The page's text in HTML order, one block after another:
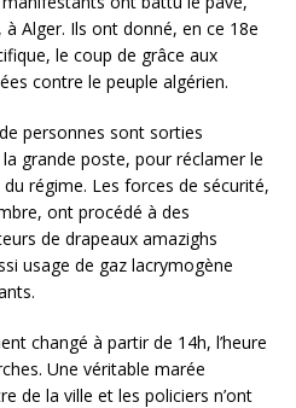
à Alger. Ils ont donné, en ce 18e
le coup de grâce aux
contre le peuple algérien.
personnes sont sorties
grande poste, pour réclamer le
régime. Les forces de sécurité,
ont procédé à des
de drapeaux amazighs
usage de gaz lacrymogène
changé à partir de 14h, l’heure
Une véritable marée
de la ville et les policiers n’ont